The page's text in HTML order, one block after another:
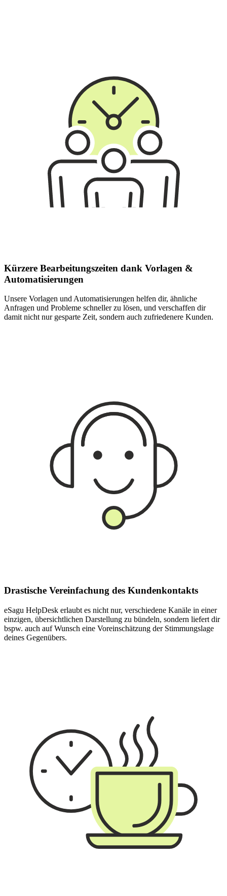
Kürzere Bearbeitungszeiten dank Vorlagen &
Automatisierungen
Unsere Vorlagen und Automatisierungen helfen dir, ähnliche
Anfragen und Probleme schneller zu lösen, und verschaffen dir
damit nicht nur gesparte Zeit, sondern auch zufriedenere Kunden.
Drastische Vereinfachung des Kundenkontakts
eSagu HelpDesk erlaubt es nicht nur, verschiedene Kanäle in einer
einzigen, übersichtlichen Darstellung zu bündeln, sondern liefert dir
bspw. auch auf Wunsch eine Voreinschätzung der Stimmungslage
deines Gegenübers.